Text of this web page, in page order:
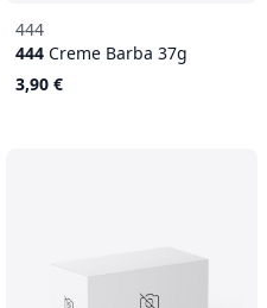
444
444 Creme Barba 37g
3,90 €